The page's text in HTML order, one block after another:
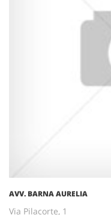
AVV. BARNA AURELIA
Via Pilacorte, 1